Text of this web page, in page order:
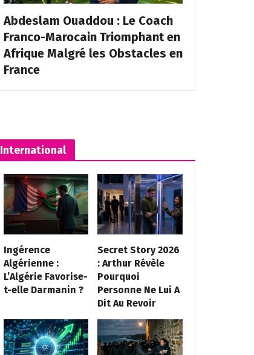
Abdeslam Ouaddou : Le Coach
Franco-Marocain Triomphant en
Afrique Malgré les Obstacles en
France
International
Ingérence
Algérienne :
L’Algérie Favorise-
t-elle Darmanin ?
Secret Story 2026
: Arthur Révèle
Pourquoi
Personne Ne Lui A
Dit Au Revoir